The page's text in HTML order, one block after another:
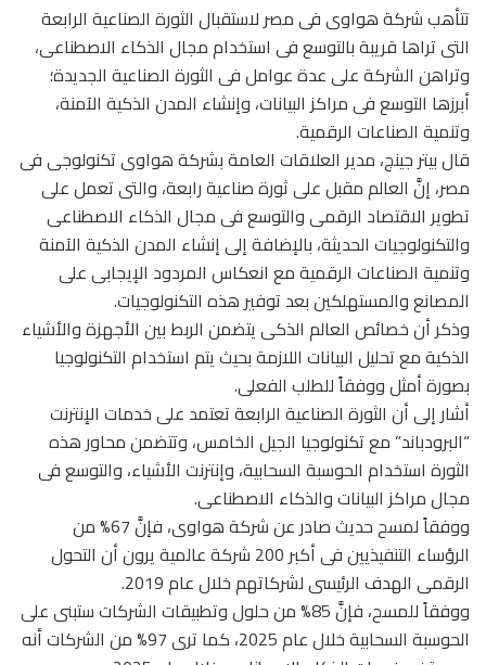
تتأهب شركة هواوى فى مصر لاستقبال الثورة الصناعية الرابعة
التى تراها قريبة بالتوسع فى استخدام مجال الذكاء الاصطناعى،
وتراهن الشركة على عدة عوامل فى الثورة الصناعية الجديدة؛
أبرزها التوسع فى مراكز البيانات، وإنشاء المدن الذكية الآمنة،
وتنمية الصناعات الرقمية.
قال بيتر جينج، مدير العلاقات العامة بشركة هواوى تكنولوجى فى
مصر، إنَّ العالم مقبل على ثورة صناعية رابعة، والتى تعمل على
تطوير الاقتصاد الرقمى والتوسع فى مجال الذكاء الاصطناعى
والتكنولوجيات الحديثة، بالإضافة إلى إنشاء المدن الذكية الآمنة
وتنمية الصناعات الرقمية مع انعكاس المردود الإيجابى على
المصانع والمستهلكين بعد توفير هذه التكنولوجيات.
وذكر أن خصائص العالم الذكى يتضمن الربط بين الأجهزة والأشياء
الذكية مع تحليل البيانات اللازمة بحيث يتم استخدام التكنولوجيا
بصورة أمثل ووفقاً للطلب الفعلى.
أشار إلى أن الثورة الصناعية الرابعة تعتمد على خدمات الإنترنت
“البرودباند” مع تكنولوجيا الجيل الخامس، وتتضمن محاور هذه
الثورة استخدام الحوسبة السحابية، وإنترنت الأشياء، والتوسع فى
مجال مراكز البيانات والذكاء الاصطناعى.
ووفقاً لمسح حديث صادر عن شركة هواوى، فإنَّ 67% من
الرؤساء التنفيذيين فى أكبر 200 شركة عالمية يرون أن التحول
الرقمى الهدف الرئيسى لشركاتهم خلال عام 2019.
ووفقاً للمسح، فإنَّ 85% من حلول وتطبيقات الشركات ستبنى على
الحوسبة السحابية خلال عام 2025، كما ترى 97% من الشركات أنه